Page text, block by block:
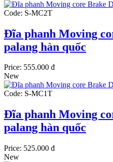
Code: S-MC2T
Đĩa phanh Moving
palang hàn quốc
Price: 555.000 đ
New
Code: S-MC1T
Đĩa phanh Moving
palang hàn quốc
Price: 525.000 đ
New